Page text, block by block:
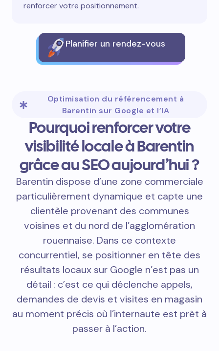
renforcer votre positionnement.
Planifier un rendez-vous
Optimisation du référencement à
Barentin sur Google et l’IA
Pourquoi renforcer votre
visibilité locale à Barentin
grâce au SEO aujourd’hui ?
Barentin dispose d’une zone commerciale
particulièrement dynamique et capte une
clientèle provenant des communes
voisines et du nord de l’agglomération
rouennaise. Dans ce contexte
concurrentiel, se positionner en tête des
résultats locaux sur Google n’est pas un
détail : c’est ce qui déclenche appels,
demandes de devis et visites en magasin
au moment précis où l’internaute est prêt à
passer à l’action.